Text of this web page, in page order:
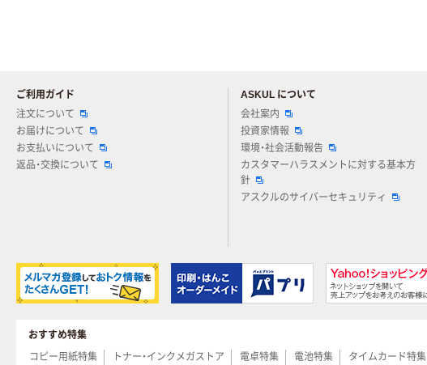
ご利用ガイド
注文について
お届けについて
お支払いについて
返品・交換について
ASKUL について
会社案内
投資家情報
環境・社会活動報告
カスタマーハラスメントに対する基本方
針
アスクルのサイバーセキュリティ
おすすめ特集
コピー用紙特集
トナー・インクメガストア 電卓特集 電池特集 タイムカード特集